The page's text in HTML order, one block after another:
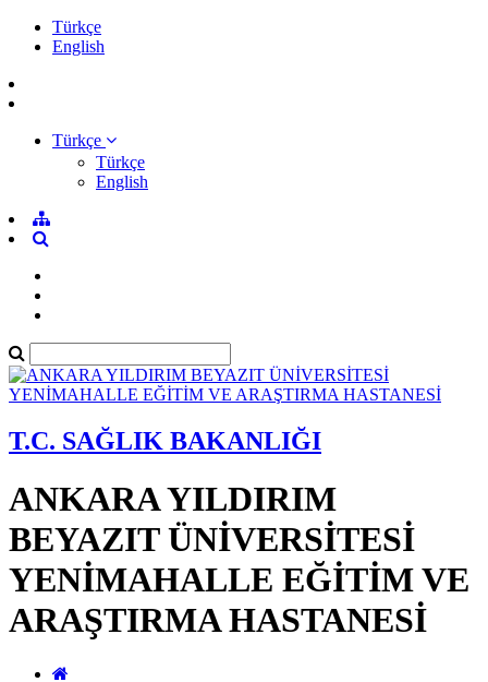
Türkçe
English
Türkçe
Türkçe
English
T.C. SAĞLIK BAKANLIĞI
ANKARA YILDIRIM
BEYAZIT ÜNİVERSİTESİ
YENİMAHALLE EĞİTİM VE
ARAŞTIRMA HASTANESİ